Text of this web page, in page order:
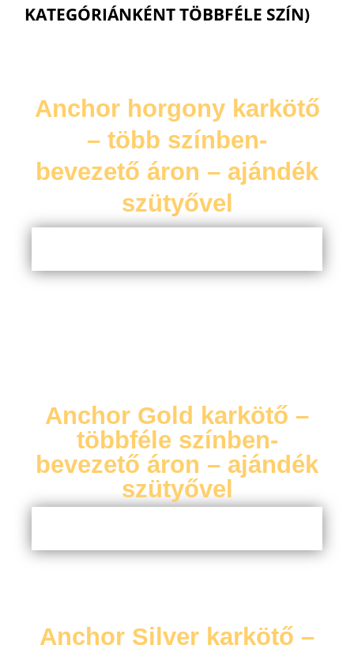
KATEGÓRIÁNKÉNT TÖBBFÉLE SZÍN)
Anchor horgony karkötő
– több színben-
bevezető áron – ajándék
szütyővel
Anchor Gold karkötő –
többféle színben-
bevezető áron – ajándék
szütyővel
Anchor Silver karkötő –